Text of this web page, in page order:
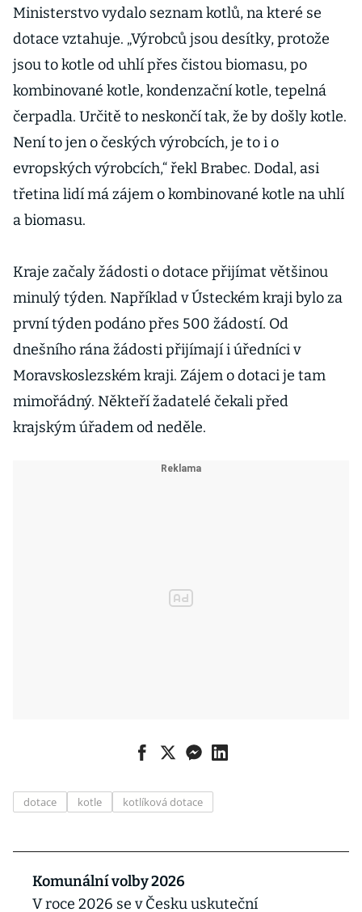
Ministerstvo vydalo seznam kotlů, na které se
dotace vztahuje. „Výrobců jsou desítky, protože
jsou to kotle od uhlí přes čistou biomasu, po
kombinované kotle, kondenzační kotle, tepelná
čerpadla. Určitě to neskončí tak, že by došly kotle.
Není to jen o českých výrobcích, je to i o
evropských výrobcích,“ řekl Brabec. Dodal, asi
třetina lidí má zájem o kombinované kotle na uhlí
a biomasu.
Kraje začaly žádosti o dotace přijímat většinou
minulý týden. Například v Ústeckém kraji bylo za
první týden podáno přes 500 žádostí. Od
dnešního rána žádosti přijímají i úředníci v
Moravskoslezském kraji. Zájem o dotaci je tam
mimořádný. Někteří žadatelé čekali před
krajským úřadem od neděle.
dotace kotle kotlíková dotace
Komunální volby 2026
V roce 2026 se v Česku uskuteční